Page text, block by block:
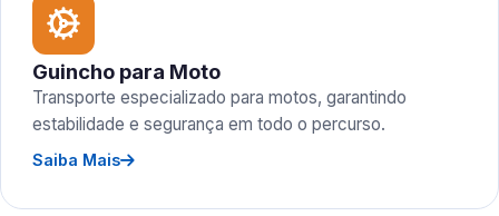
Guincho para Moto
Transporte especializado para motos, garantindo
estabilidade e segurança em todo o percurso.
Saiba Mais